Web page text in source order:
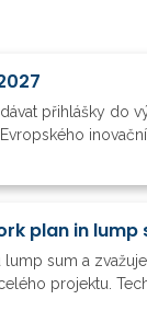
přihlášky do
plan in
sum a
projektu.